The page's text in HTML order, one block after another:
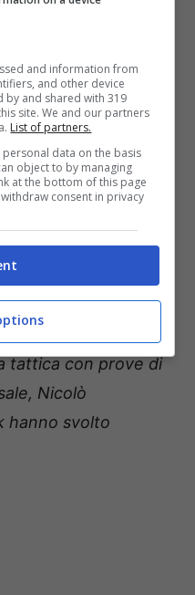
alla caviglia
di circa 2
sfida contro i
infatti reso noto
dell’allenamento
tattica con prove di
Nicolò
hanno svolto
and information from
and other device
by and shared with 319
site. We and our partners
List of partners.
data on the basis
object to by managing
at the bottom of this page
consent in privacy